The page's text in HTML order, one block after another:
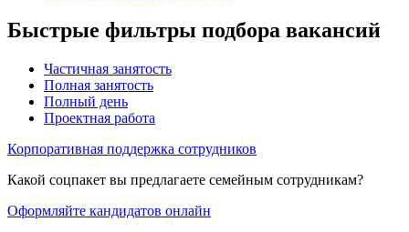
Быстрые фильтры подбора вакансий
Частичная занятость
Полная занятость
Полный день
Проектная работа
Корпоративная поддержка сотрудников
Какой соцпакет вы предлагаете семейным сотрудникам?
Оформляйте кандидатов онлайн